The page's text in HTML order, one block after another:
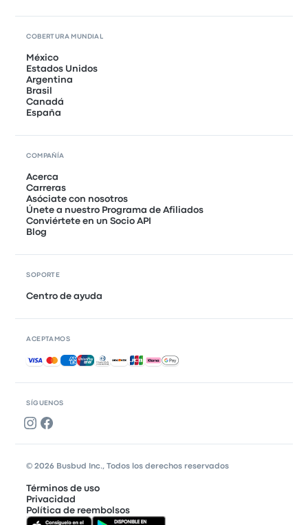
SÍGUENOS
COBERTURA MUNDIAL
México
Estados Unidos
Argentina
Brasil
Canadá
España
COMPAÑÍA
Acerca
Carreras
Asóciate con nosotros
Únete a nuestro Programa de Afiliados
Conviértete en un Socio API
Blog
SOPORTE
Centro de ayuda
ACEPTAMOS
Pagos aceptados
© 2026 Busbud Inc., Todos los derechos reservados
Términos de uso
Privacidad
Política de reembolsos